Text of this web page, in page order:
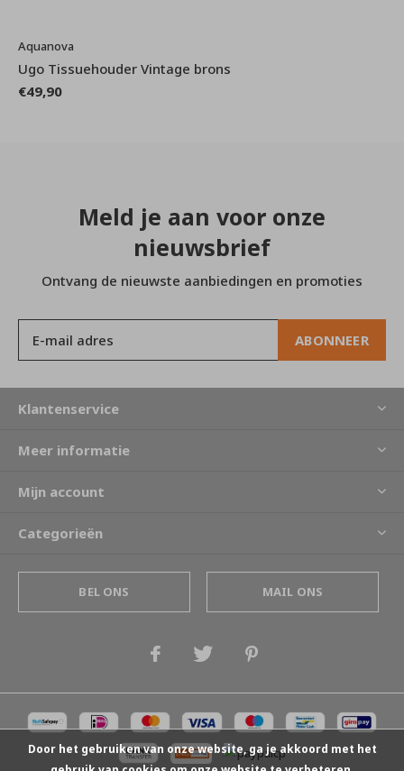
Aquanova
Ugo Tissuehouder Vintage brons
€49,90
Meld je aan voor onze
nieuwsbrief
Ontvang de nieuwste aanbiedingen en promoties
ABONNEER
Klantenservice
Meer informatie
Mijn account
Categorieën
BEL ONS MAIL ONS
Door het gebruiken van onze website, ga je akkoord met het